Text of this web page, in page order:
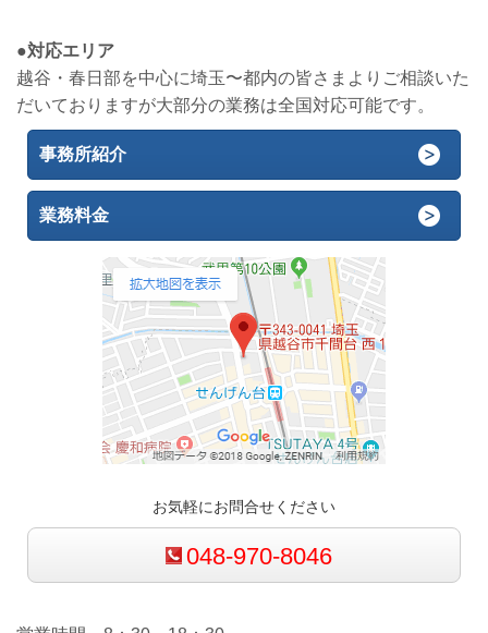
●対応エリア
越谷・春日部を中心に埼玉〜都内の皆さまよりご相談いた
だいておりますが大部分の業務は全国対応可能です。
事務所紹介
業務料金
お気軽にお問合せください
048-970-8046